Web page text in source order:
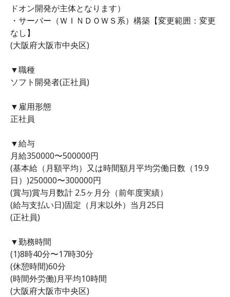
ドオン開発が主体となります）
・サーバー（ＷＩＮＤＯＷＳ系）構築【変更範囲：変更
なし】
(大阪府大阪市中央区)
▼職種
ソフト開発者(正社員)
▼雇用形態
正社員
▼給与
月給350000〜500000円
(基本給（月額平均）又は時間額月平均労働日数（19.9
日）)250000〜300000円
(賞与)賞与月数計 2.5ヶ月分（前年度実績）
(給与支払い日)固定（月末以外）当月25日
(正社員)
▼勤務時間
(1)8時40分〜17時30分
(休憩時間)60分
(時間外労働)月平均10時間
(大阪府大阪市中央区)